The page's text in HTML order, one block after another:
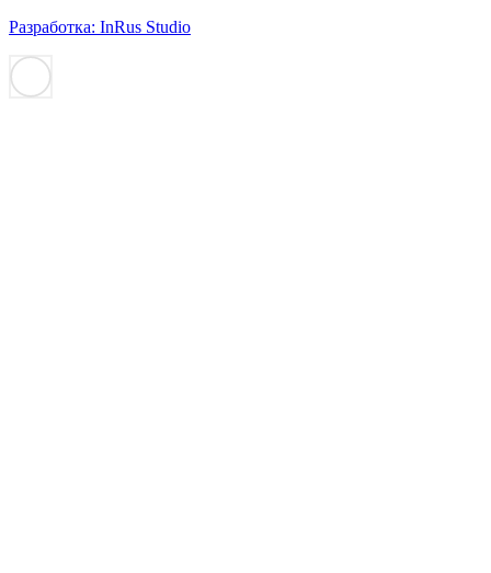
Разработка: InRus Studio